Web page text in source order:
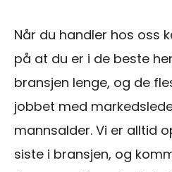
Når du handler hos oss
på at du er i de beste
bransjen lenge, og de
jobbet med
mannsalder. Vi er alltid
siste i bransjen, og